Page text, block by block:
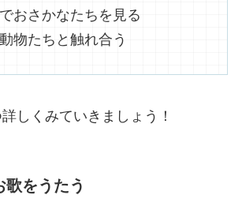
おさかなたちを見る
物たちと触れ合う
しくみていきましょう！
をうたう